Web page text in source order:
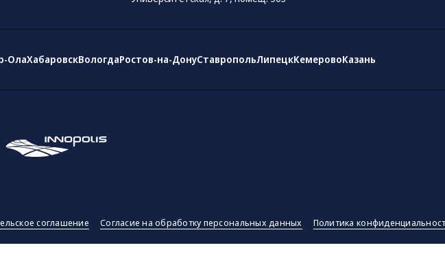
ОлаХабаровскВологдаРостов-на-ДонуСтавропольЛипецкКемеровоКазань
соглашение Согласие на обработку персональных данных Политика